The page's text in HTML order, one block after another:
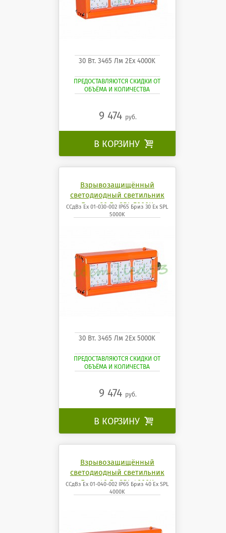
30 Вт. 3465 Лм 2Ех 4000K
ПРЕДОСТАВЛЯЮТСЯ СКИДКИ ОТ
ОБЪЁМА И КОЛИЧЕСТВА
9 474 руб.
В КОРЗИНУ 
Взрывозащищённый
светодиодный светильник
Бриз 30 Ех SPL 5000K
ССдВз Ех 01-030-002 IP65 Бриз 30 Ех SPL
5000K
30 Вт. 3465 Лм 2Ех 5000K
ПРЕДОСТАВЛЯЮТСЯ СКИДКИ ОТ
ОБЪЁМА И КОЛИЧЕСТВА
9 474 руб.
В КОРЗИНУ 
Взрывозащищённый
светодиодный светильник
Бриз 40 Ех SPL 4000K
ССдВз Ех 01-040-002 IP65 Бриз 40 Ех SPL
4000K